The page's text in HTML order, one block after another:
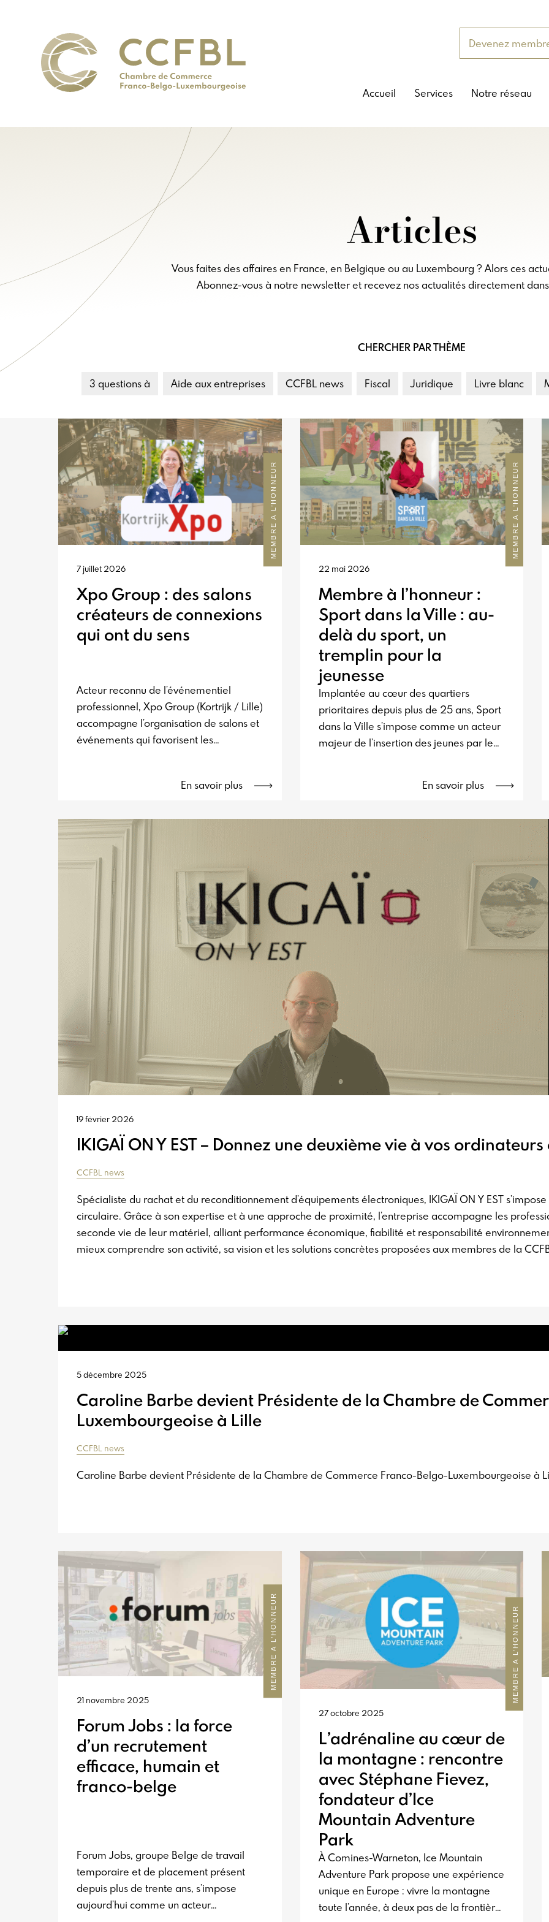
Devenez
Accueil Services Notre réseau
Articles
Vous faites des affaires en France, en Belgique ou au Luxembourg ? Alors ces
Abonnez-vous à notre newsletter et recevez nos actualités directement
CHERCHER PAR THÈME
3 questions à Aide aux entreprises CCFBL news Fiscal Juridique Livre blanc
MEMBRE A L’HONNEUR
7 juillet 2026
Xpo Group : des salons
créateurs de connexions
qui ont du sens
Acteur reconnu de l’événementiel
professionnel, Xpo Group (Kortrijk / Lille)
accompagne l’organisation de salons et
événements qui favorisent les
de la frontière franco-belge. À travers
marchés, l’entreprise contribue à faire
des salons professionnels de véritables
leviers de visibilité, d’innovation et de
croissance pour les exposants comme
pour les visiteurs. Rencontre avec Agnès
Provot, Exhibition Manager France, pour
mieux comprendre les évolutions du
secteur événementiel, les enjeux des
salons professionnels et la vision qui
En savoir plus
MEMBRE A L’HONNEUR
22 mai 2026
Membre à l’honneur :
Sport dans la Ville : au-
delà du sport, un
tremplin pour la
jeunesse
Implantée au cœur des quartiers
prioritaires depuis plus de 25 ans, Sport
dans la Ville s’impose comme un acteur
majeur de l’insertion des jeunes par le
programmes d’insertion professionnelle
local et ouverture vers l’avenir. Une
approche globale qui permet à des
milliers de jeunes chaque année de
gagner en confiance, en compétences
et en opportunités. Rencontre avec Lili-
Rose DAUCHE pour mieux comprendre
la mission, les actions et la vision de
cette association engagée.
En savoir plus
19 février 2026
IKIGAÏ ON Y EST – Donnez une deuxième vie à vos
CCFBL news
Spécialiste du rachat et du reconditionnement d’équipements électroniques, IKIGAÏ ON Y EST
circulaire. Grâce à son expertise et à une approche de proximité, l’entreprise accompagne les
seconde vie de leur matériel, alliant performance économique, fiabilité et responsabilité
mieux comprendre son activité, sa vision et les solutions concrètes proposées aux membres de la
5 décembre 2025
Caroline Barbe devient Présidente de la Chambre de
Luxembourgeoise à Lille
CCFBL news
Caroline Barbe devient Présidente de la Chambre de Commerce Franco-Belgo-Luxembourgeoise à
MEMBRE A L’HONNEUR
21 novembre 2025
Forum Jobs : la force
d’un recrutement
efficace, humain et
franco-belge
Forum Jobs, groupe Belge de travail
temporaire et de placement présent
depuis plus de trente ans, s’impose
aujourd’hui comme un acteur
MEMBRE A L’HONNEUR
27 octobre 2025
L’adrénaline au cœur de
la montagne : rencontre
avec Stéphane Fievez,
fondateur d’Ice
Mountain Adventure
Park
À Comines-Warneton, Ice Mountain
Adventure Park propose une expérience
unique en Europe : vivre la montagne
toute l’année, à deux pas de la frontière